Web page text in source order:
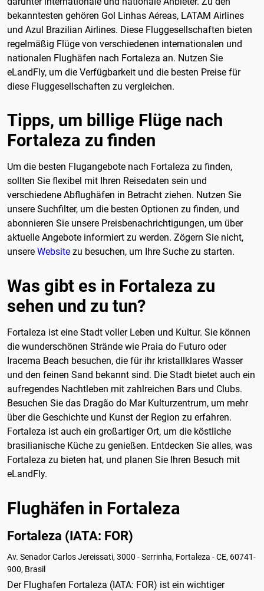
bekanntesten gehören Gol Linhas Aéreas, LATAM Airlines
und Azul Brazilian Airlines. Diese Fluggesellschaften bieten
regelmäßig Flüge von verschiedenen internationalen und
nationalen Flughäfen nach Fortaleza an. Nutzen Sie
eLandFly, um die Verfügbarkeit und die besten Preise für
diese Fluggesellschaften zu vergleichen.
Tipps, um billige Flüge nach
Fortaleza zu finden
Um die besten Flugangebote nach Fortaleza zu finden,
sollten Sie flexibel mit Ihren Reisedaten sein und
verschiedene Abflughäfen in Betracht ziehen. Nutzen Sie
unsere Suchfilter, um die besten Optionen zu finden, und
abonnieren Sie unsere Preisbenachrichtigungen, um über
aktuelle Angebote informiert zu werden. Zögern Sie nicht,
unsere Website zu besuchen, um Ihre Suche zu starten.
Was gibt es in Fortaleza zu
sehen und zu tun?
Fortaleza ist eine Stadt voller Leben und Kultur. Sie können
die wunderschönen Strände wie Praia do Futuro oder
Iracema Beach besuchen, die für ihr kristallklares Wasser
und den feinen Sand bekannt sind. Die Stadt bietet auch ein
aufregendes Nachtleben mit zahlreichen Bars und Clubs.
Besuchen Sie das Dragão do Mar Kulturzentrum, um mehr
über die Geschichte und Kunst der Region zu erfahren.
Fortaleza ist auch ein großartiger Ort, um die köstliche
brasilianische Küche zu genießen. Entdecken Sie alles, was
Fortaleza zu bieten hat, und planen Sie Ihren Besuch mit
eLandFly.
Flughäfen in Fortaleza
Fortaleza (IATA: FOR)
Av. Senador Carlos Jereissati, 3000 - Serrinha, Fortaleza - CE, 60741-
900, Brasil
Der Flughafen Fortaleza (IATA: FOR) ist ein wichtiger